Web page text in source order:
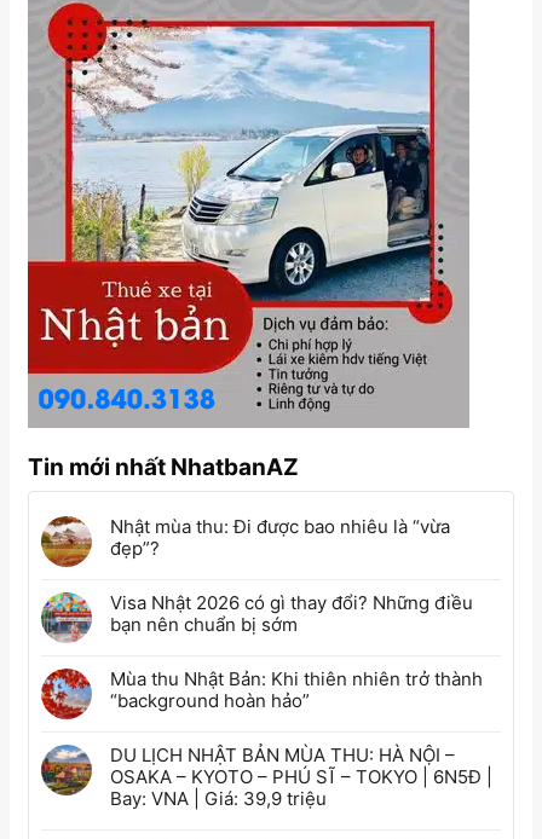
Tin mới nhất NhatbanAZ
Nhật mùa thu: Đi được bao nhiêu là “vừa
đẹp”?
Visa Nhật 2026 có gì thay đổi? Những điều
bạn nên chuẩn bị sớm
Mùa thu Nhật Bản: Khi thiên nhiên trở thành
“background hoàn hảo”
DU LỊCH NHẬT BẢN MÙA THU: HÀ NỘI –
OSAKA – KYOTO – PHÚ SĨ – TOKYO | 6N5Đ |
Bay: VNA | Giá: 39,9 triệu